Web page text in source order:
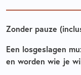
Een losgeslagen
en worden wie je
Zonder pauze